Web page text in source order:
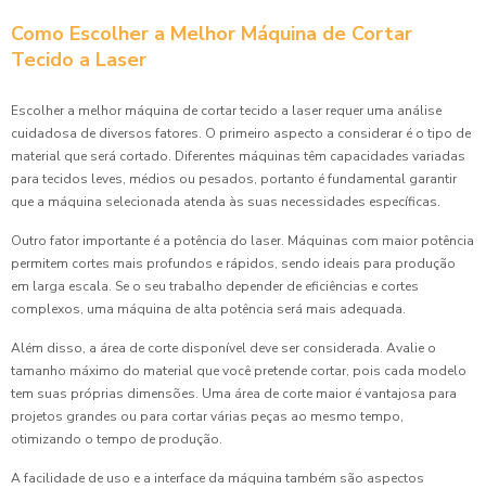
Como Escolher a Melhor Máquina de Cortar
Tecido a Laser
Escolher a melhor máquina de cortar tecido a laser requer uma análise
cuidadosa de diversos fatores. O primeiro aspecto a considerar é o tipo de
material que será cortado. Diferentes máquinas têm capacidades variadas
para tecidos leves, médios ou pesados, portanto é fundamental garantir
que a máquina selecionada atenda às suas necessidades específicas.
Outro fator importante é a potência do laser. Máquinas com maior potência
permitem cortes mais profundos e rápidos, sendo ideais para produção
em larga escala. Se o seu trabalho depender de eficiências e cortes
complexos, uma máquina de alta potência será mais adequada.
Além disso, a área de corte disponível deve ser considerada. Avalie o
tamanho máximo do material que você pretende cortar, pois cada modelo
tem suas próprias dimensões. Uma área de corte maior é vantajosa para
projetos grandes ou para cortar várias peças ao mesmo tempo,
otimizando o tempo de produção.
A facilidade de uso e a interface da máquina também são aspectos